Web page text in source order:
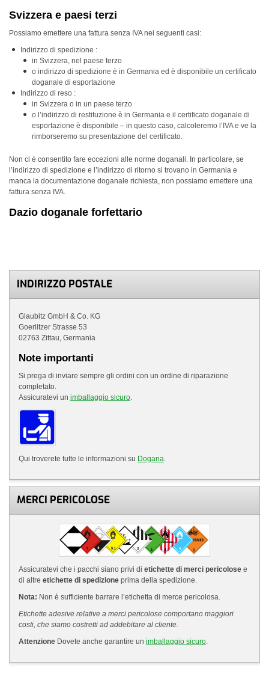
Svizzera e paesi terzi
Possiamo emettere una fattura senza IVAnei seguenti casi:
Indirizzo di spedizione :
in Svizzera, nel paese terzo
o indirizzo di spedizione è in Germania ed è disponibile un certificato
doganale di esportazione
Indirizzo di reso :
in Svizzera o in un paese terzo
o l’indirizzo di restituzione è in Germania e il certificato doganale di
esportazione è disponibile – in questo caso, calcoleremo l’ IVAe ve la
rimborseremo su presentazione del certificato.
Non ci è consentito fare eccezioni alle norme doganali. In particolare, se
l’indirizzo di spedizione e l’indirizzo di ritorno si trovano in Germania e
manca la documentazione doganale richiesta, non possiamo emettere una
fattura senza IVA.
Dazio doganale forfettario
INDIRIZZO POSTALE
Glaubitz GmbH & Co. KG
Goerlitzer Strasse 53
02763 Zittau, Germania
Note importanti
Si prega di inviare sempre gli ordini con un ordine di riparazione
completato.
Assicuratevi un imballaggio sicuro.
Qui troverete tutte le informazioni su Dogana.
MERCI PERICOLOSE
Assicuratevi che i pacchi siano privi di etichette di merci pericolose e
di altre etichette di spedizione prima della spedizione.
Nota: Non è sufficiente barrare l’etichetta di merce pericolosa.
Etichette adesive relative a merci pericolose comportano maggiori
costi, che siamo costretti ad addebitare al cliente.
Attenzione Dovete anche garantire un imballaggio sicuro.